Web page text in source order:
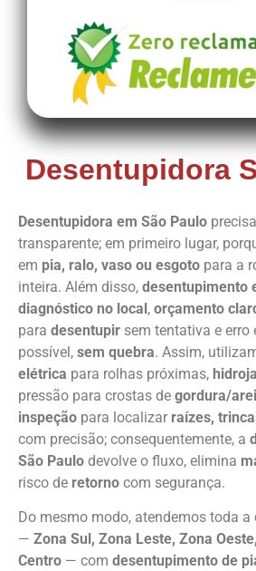
Desentupidora
Desentupidora em São Paulo
transparente; em primeiro lugar,
em pia, ralo, vaso ou esgoto para a
inteira. Além disso, desentupimento
diagnóstico no local, orçamento
para desentupir sem tentativa e erro
possível, sem quebra. Assim,
elétrica para rolhas próximas,
pressão para crostas de gordura/
inspeção para localizar raízes,
com precisão; consequentemente, a
São Paulo devolve o fluxo, elimina
risco de retorno com segurança.
Do mesmo modo, atendemos toda a
— Zona Sul, Zona Leste, Zona
Centro — com desentupimento de